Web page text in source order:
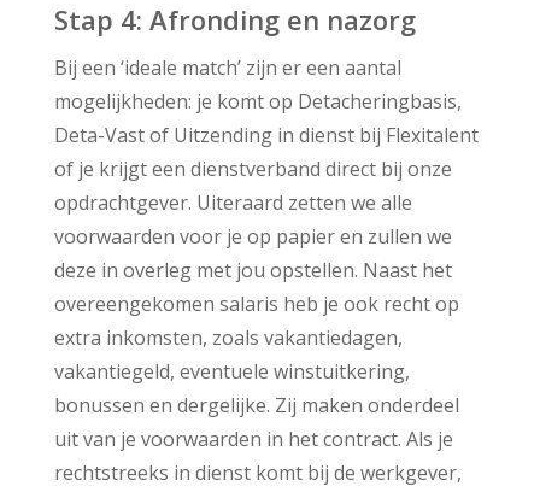
Stap 4: Afronding en nazorg
Bij een ‘ideale match’ zijn er een aantal
mogelijkheden: je komt op Detacheringbasis,
Deta-Vast of Uitzending in dienst bij Flexitalent
of je krijgt een dienstverband direct bij onze
opdrachtgever. Uiteraard zetten we alle
voorwaarden voor je op papier en zullen we
deze in overleg met jou opstellen. Naast het
overeengekomen salaris heb je ook recht op
extra inkomsten, zoals vakantiedagen,
vakantiegeld, eventuele winstuitkering,
bonussen en dergelijke. Zij maken onderdeel
uit van je voorwaarden in het contract. Als je
rechtstreeks in dienst komt bij de werkgever,